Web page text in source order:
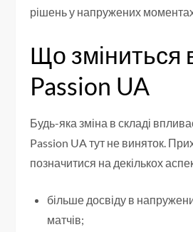
рішень у напружених
Що зміниться
Passion UA
Будь-яка зміна в складі
Passion UA тут не виняток.
позначитися на декількох
більше досвіду в
матчів;